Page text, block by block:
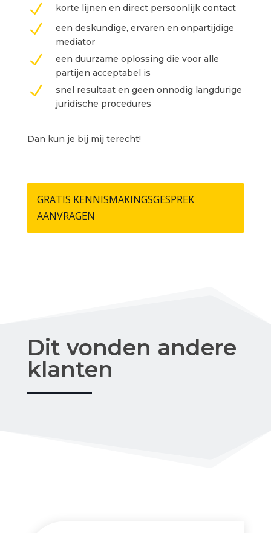
N korte lijnen en direct persoonlijk contact
N
een deskundige, ervaren en onpartijdige
mediator
N
een duurzame oplossing die voor alle
partijen acceptabel is
N
snel resultaat en geen onnodig langdurige
juridische procedures
Dan kun je bij mij terecht!
GRATIS KENNISMAKINGSGESPREK
AANVRAGEN
Dit vonden andere
klanten